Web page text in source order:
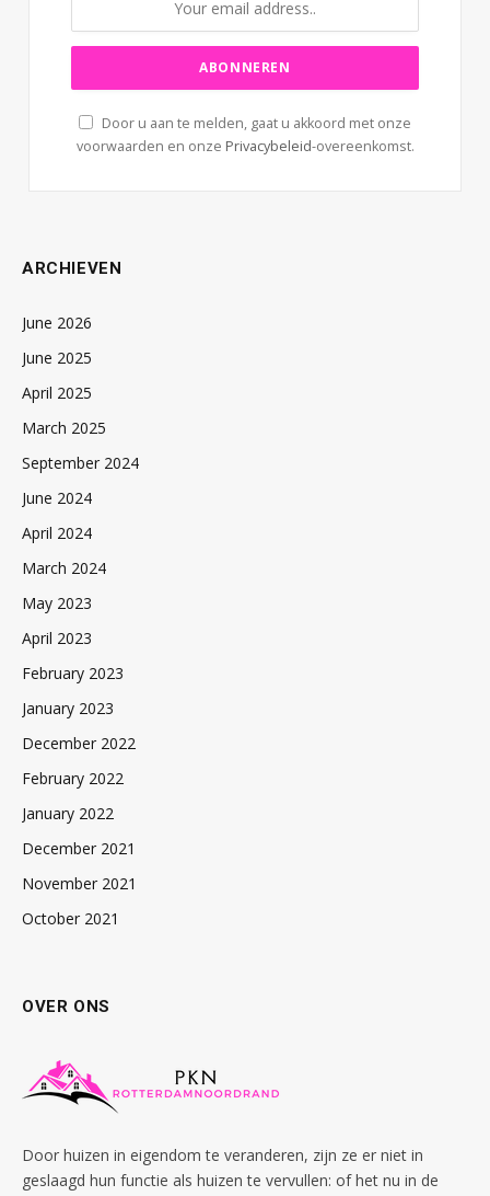
Door u aan te melden, gaat u akkoord met onze
voorwaarden en onze Privacybeleid-overeenkomst.
ARCHIEVEN
June 2026
June 2025
April 2025
March 2025
September 2024
June 2024
April 2024
March 2024
May 2023
April 2023
February 2023
January 2023
December 2022
February 2022
January 2022
December 2021
November 2021
October 2021
OVER ONS
Door huizen in eigendom te veranderen, zijn ze er niet in
geslaagd hun functie als huizen te vervullen: of het nu in de